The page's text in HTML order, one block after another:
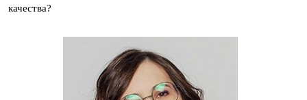
качества?